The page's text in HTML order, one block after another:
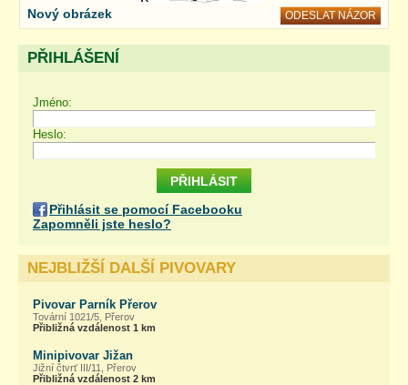
Nový obrázek
PŘIHLÁŠENÍ
Jméno:
Heslo:
Přihlásit se pomocí Facebooku
Zapomněli jste heslo?
NEJBLIŽŠÍ DALŠÍ PIVOVARY
Pivovar Parník Přerov
Tovární 1021/5, Přerov
Přibližná vzdálenost 1 km
Minipivovar Jižan
Jižní čtvrť III/11, Přerov
Přibližná vzdálenost 2 km